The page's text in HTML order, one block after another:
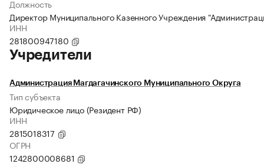
Должность
Директор Муниципального Казенного Учреждения
ИНН
281800947180
Учредители
Администрация Магдагачинского Муниципального Округа
Тип субъекта
Юридическое лицо (Резидент РФ)
ИНН
2815018317
ОГРН
1242800008681